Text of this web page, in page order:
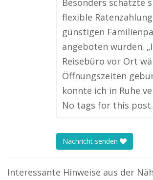
Besonders schätzte
flexible
günstigen
angeboten wurden.
Reisebüro vor Ort
Öffnungszeiten
konnte ich in Ruhe
No tags for this post.
Nachricht senden
Interessante Hinweise aus der